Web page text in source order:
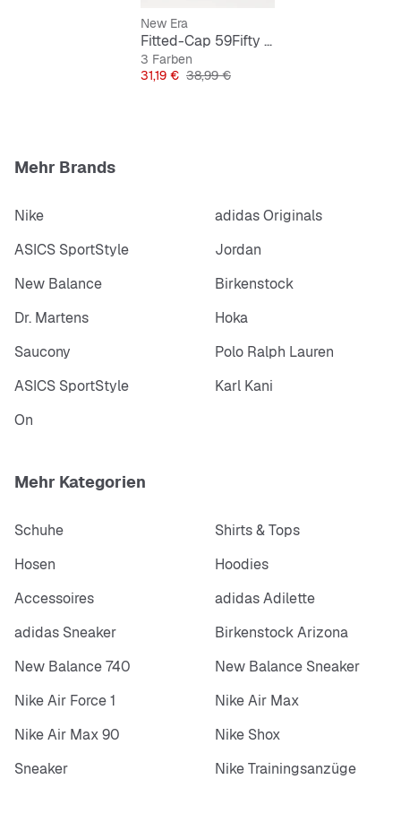
New Era
Fitted-Cap 59Fifty Basic MLB New York Yankees
3 Farben
Preis
31,19 € Originalpreis
38,99 €
Mehr Brands
Nike
adidas Originals
ASICS SportStyle
Jordan
New Balance
Birkenstock
Dr. Martens
Hoka
Saucony
Polo Ralph Lauren
ASICS SportStyle
Karl Kani
On
Mehr Kategorien
Schuhe
Shirts & Tops
Hosen
Hoodies
Accessoires
adidas Adilette
adidas Sneaker
Birkenstock Arizona
New Balance 740
New Balance Sneaker
Nike Air Force 1
Nike Air Max
Nike Air Max 90
Nike Shox
Sneaker
Nike Trainingsanzüge